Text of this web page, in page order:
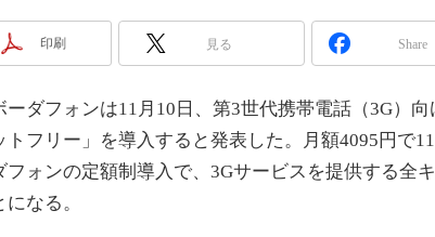
印刷 見る Share
ダフォンは11月10日、第3世代携帯電話（3G）
トフリー」を導入すると発表した。月額4095円で
フォンの定額制導入で、3Gサービスを提供する全
になる。